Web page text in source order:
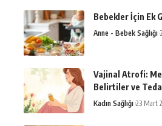
Bebekler İçin Ek
Anne - Bebek Sağlığı
Vajinal Atrofi:
Belirtiler ve
Kadın Sağlığı 23 Mart